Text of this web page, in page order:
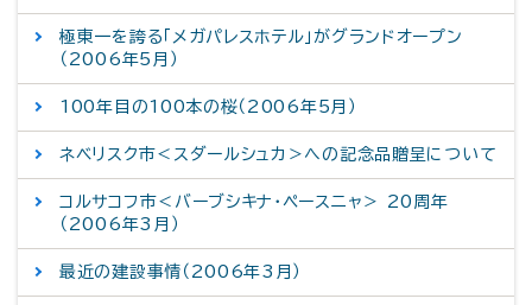
極東一を誇る「メガパレスホテル」がグランドオープン
（2006年5月）
100年目の100本の桜（2006年5月）
ネベリスク市＜スダールシュカ＞への記念品贈呈について
コルサコフ市＜バーブシキナ・ペースニャ＞ 20周年
（2006年3月）
最近の建設事情（2006年3月）